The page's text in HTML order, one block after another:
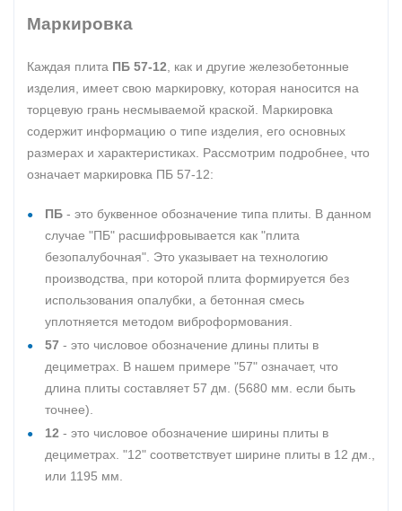
Маркировка
Каждая плита ПБ 57-12 , как и другие железобетонные
изделия, имеет свою маркировку, которая наносится на
торцевую грань несмываемой краской. Маркировка
содержит информацию о типе изделия, его основных
размерах и характеристиках. Рассмотрим подробнее, что
означает маркировка ПБ 57-12:
ПБ - это буквенное обозначение типа плиты. В данном
случае "ПБ" расшифровывается как "плита
безопалубочная". Это указывает на технологию
производства, при которой плита формируется без
использования опалубки, а бетонная смесь
уплотняется методом виброформования.
57 - это числовое обозначение длины плиты в
дециметрах. В нашем примере "57" означает, что
длина плиты составляет 57 дм. (5680 мм. если быть
точнее).
12 - это числовое обозначение ширины плиты в
дециметрах. "12" соответствует ширине плиты в 12 дм.,
или 1195 мм.